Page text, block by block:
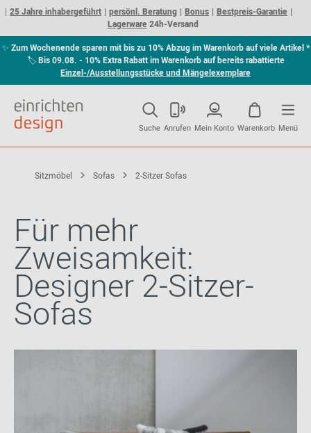
25 Jahre inhabergeführt persönl. Beratung Bonus
Bestpreis-Garantie
Lagerware24h-Versand
✨ Zum Wochenende sparen mit bis zu 10% Abzug im Warenkorb auf viele Artikel *
🏷Bis 09.08. - 10% Extra Rabatt im Warenkorb auf bereits rabattierte
Einzel-/Ausstellungsstücke und Mängelexemplare
Suche Anrufen Mein Konto Warenkorb Menü
Sitzmöbel Sofas 2-Sitzer Sofas
Für mehr
Zweisamkeit:
Designer 2-Sitzer-
Sofas